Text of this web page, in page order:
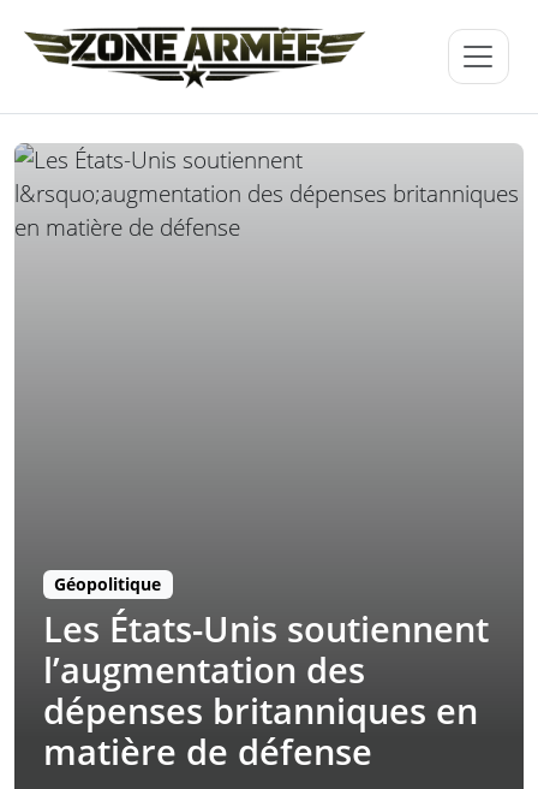
Géopolitique
Les États-Unis soutiennent
l’augmentation des
dépenses britanniques en
matière de défense